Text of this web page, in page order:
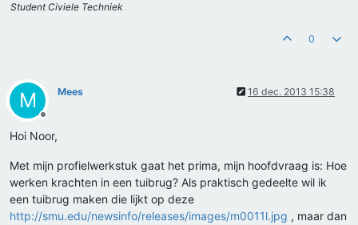
Student Civiele Techniek
0
M
Offline
Mees 16 dec. 2013 15:38
Hoi Noor,
Met mijn profielwerkstuk gaat het prima, mijn hoofdvraag is: Hoe
werken krachten in een tuibrug? Als praktisch gedeelte wil ik
een tuibrug maken die lijkt op deze
http://smu.edu/newsinfo/releases/images/m0011l.jpg , maar dan